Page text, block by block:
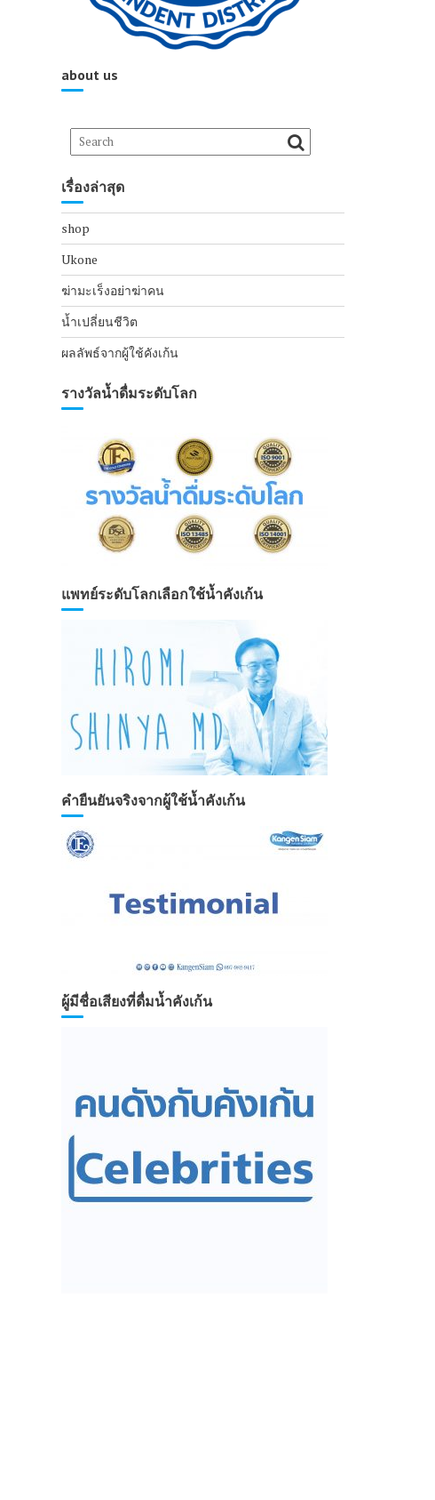
about us
เรื่องล่าสุด
shop
Ukone
ฆ่ามะเร็งอย่าฆ่าคน
น้ำเปลี่ยนชีวิต
ผลลัพธ์จากผู้ใช้คังเก้น
รางวัลน้ำดื่มระดับโลก
แพทย์ระดับโลกเลือกใช้น้ำคังเก้น
คำยืนยันจริงจากผู้ใช้น้ำคังเก้น
ผู้มีชื่อเสียงที่ดื่มน้ำคังเก้น